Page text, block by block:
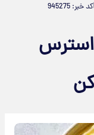
کد خبر: 945275